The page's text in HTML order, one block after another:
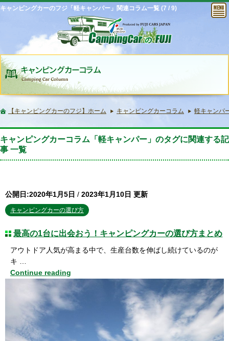
キャンピングカーのフジ「軽キャンパー」関連コラム一覧 (7 / 9)
【キャンピングカーのフジ】ホーム キャンピングカーコラム 軽キャンパ
キャンピングカーコラム「軽キャンパー」のタグに関連する記
事 一覧
公開日:2020年1月5日 / 2023年1月10日 更新
キャンピングカーの選び方
最高の1台に出会おう！キャンピングカーの選び方まとめ
アウトドア人気が高まる中で、生産台数を伸ばし続けているのが
キ …
Continue reading